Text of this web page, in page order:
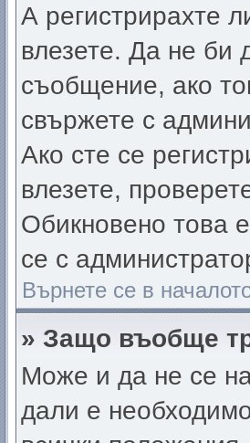
А регистрирахте
влезете. Да не би
съобщение, ако
свържете с
Ако сте се
влезете,
Обикновено това
се с
Върнете се в
» Защо въобще
Може и да не се
дали е